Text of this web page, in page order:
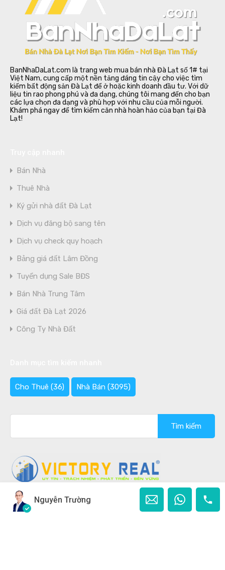
BanNhaDaLat.com là trang web mua bán nhà Đà Lạt số 1# tại
Việt Nam, cung cấp một nền tảng đáng tin cậy cho việc tìm
kiếm bất động sản Đà Lạt để ở hoặc kinh doanh đầu tư. Với dữ
liệu tin rao phong phú và đa dạng, chúng tôi mang đến cho bạn
các lựa chọn đa dạng và phù hợp với nhu cầu của mỗi người.
Khám phá ngay để tìm kiếm căn nhà hoàn hảo của bạn tại Đà
Lạt!
Bán Nhà
Thuê Nhà
Ký gửi nhà đất Đà Lạt
Dịch vụ đăng bộ sang tên
Dịch vụ check quy hoạch
Bảng giá đất Lâm Đồng
Tuyển dụng Sale BĐS
Bán Nhà Trung Tâm
Giá đất Đà Lạt 2026
Công Ty Nhà Đất
Cho Thuê (36) Nhà Bán (3095)
cho:
Copyright © 2020 - 2026 Bán nhà Đà Lạt Ghi rõ nguồn
Nguyễn Trường